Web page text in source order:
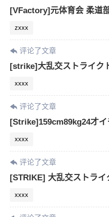
[VFactory]元体育会 柔道
zxxx
评论了文章
[strike]大乱交ストライク
xxxx
评论了文章
[Strike]159cm89kg24才
xxxx
评论了文章
[STRIKE] 大乱交ストラ
xxxx